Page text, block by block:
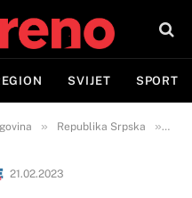
SVIJET SPORT
» Republika Srpska »
21.02.2023